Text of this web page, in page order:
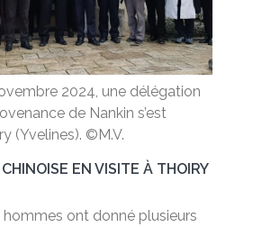
2024, une délégation
de Nankin s’est
(Yvelines). ©M.V.
EN VISITE À THOIRY
hommes ont donné plusieurs